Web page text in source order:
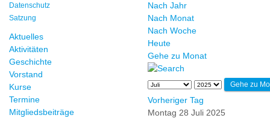
Datenschutz
Satzung
Aktuelles
Aktivitäten
Geschichte
Vorstand
Kurse
Termine
Mitgliedsbeiträge
Nach Jahr
Nach Monat
Nach Woche
Heute
Gehe zu Monat
Gehe zu
Vorheriger Tag
Montag 28 Juli 2025